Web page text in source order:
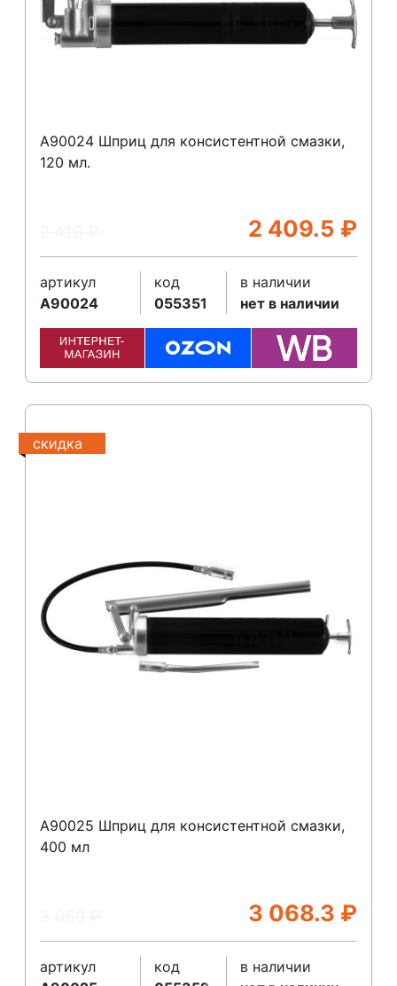
A90024 Шприц для консистентной смазки,
120 мл.
2 409.5 ₽
артикул
A90024
код
055351
в наличии
нет в наличии
скидка
A90025 Шприц для консистентной смазки,
400 мл
3 068.3 ₽
артикул
код
в наличии